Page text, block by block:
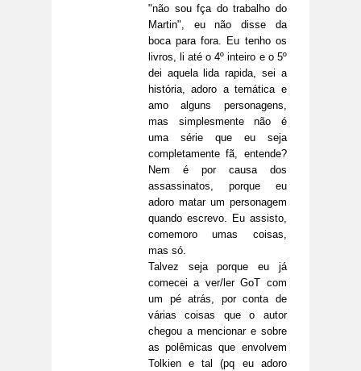
"não sou fça do trabalho do
Martin", eu não disse da
boca para fora. Eu tenho os
livros, li até o 4º inteiro e o 5º
dei aquela lida rapida, sei a
história, adoro a temática e
amo alguns personagens,
mas simplesmente não é
uma série que eu seja
completamente fã, entende?
Nem é por causa dos
assassinatos, porque eu
adoro matar um personagem
quando escrevo. Eu assisto,
comemoro umas coisas,
mas só.
Talvez seja porque eu já
comecei a ver/ler GoT com
um pé atrás, por conta de
várias coisas que o autor
chegou a mencionar e sobre
as polêmicas que envolvem
Tolkien e tal (pq eu adoro